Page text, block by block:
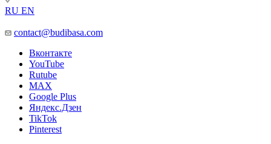
RU EN
contact@budibasa.com
Вконтакте
YouTube
Rutube
MAX
Google Plus
Яндекс.Дзен
TikTok
Pinterest